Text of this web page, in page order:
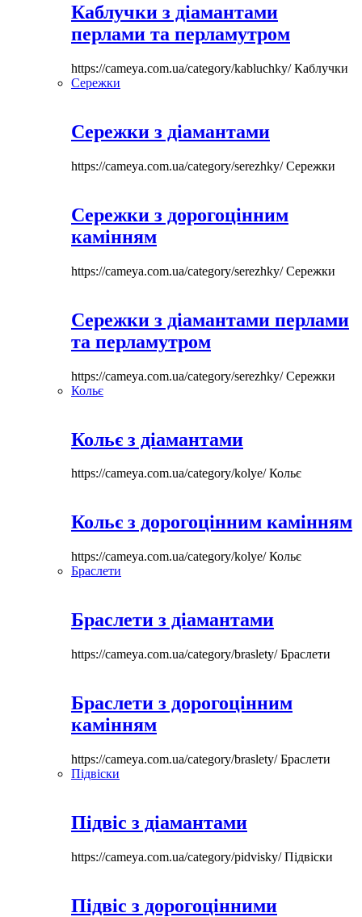
Каблучки з діамантами
перлами та перламутром
https://cameya.com.ua/category/kabluchky/Каблучки
Сережки
Сережки з діамантами
https://cameya.com.ua/category/serezhky/Сережки
Сережки з дорогоцінним
камінням
https://cameya.com.ua/category/serezhky/Сережки
Сережки з діамантами перлами
та перламутром
https://cameya.com.ua/category/serezhky/Сережки
Кольє
Кольє з діамантами
https://cameya.com.ua/category/kolye/Кольє
Кольє з дорогоцінним камінням
https://cameya.com.ua/category/kolye/Кольє
Браслети
Браслети з діамантами
https://cameya.com.ua/category/braslety/Браслети
Браслети з дорогоцінним
камінням
https://cameya.com.ua/category/braslety/Браслети
Підвіски
Підвіс з діамантами
https://cameya.com.ua/category/pidvisky/Підвіски
Підвіс з дорогоцінними